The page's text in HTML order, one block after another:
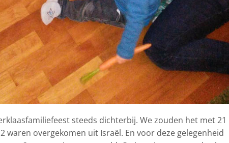
steeds dichterbij. We zouden het met 21
waren overgekomen uit Israël. En voor deze gelegenheid